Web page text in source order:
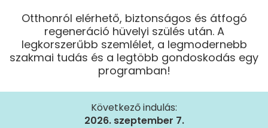
Otthonról elérhető, biztonságos és átfogó
regeneráció hüvelyi szülés után. A
legkorszerűbb szemlélet, a legmodernebb
szakmai tudás és a legtöbb gondoskodás egy
programban!
Következő indulás:
2026. szeptember 7.